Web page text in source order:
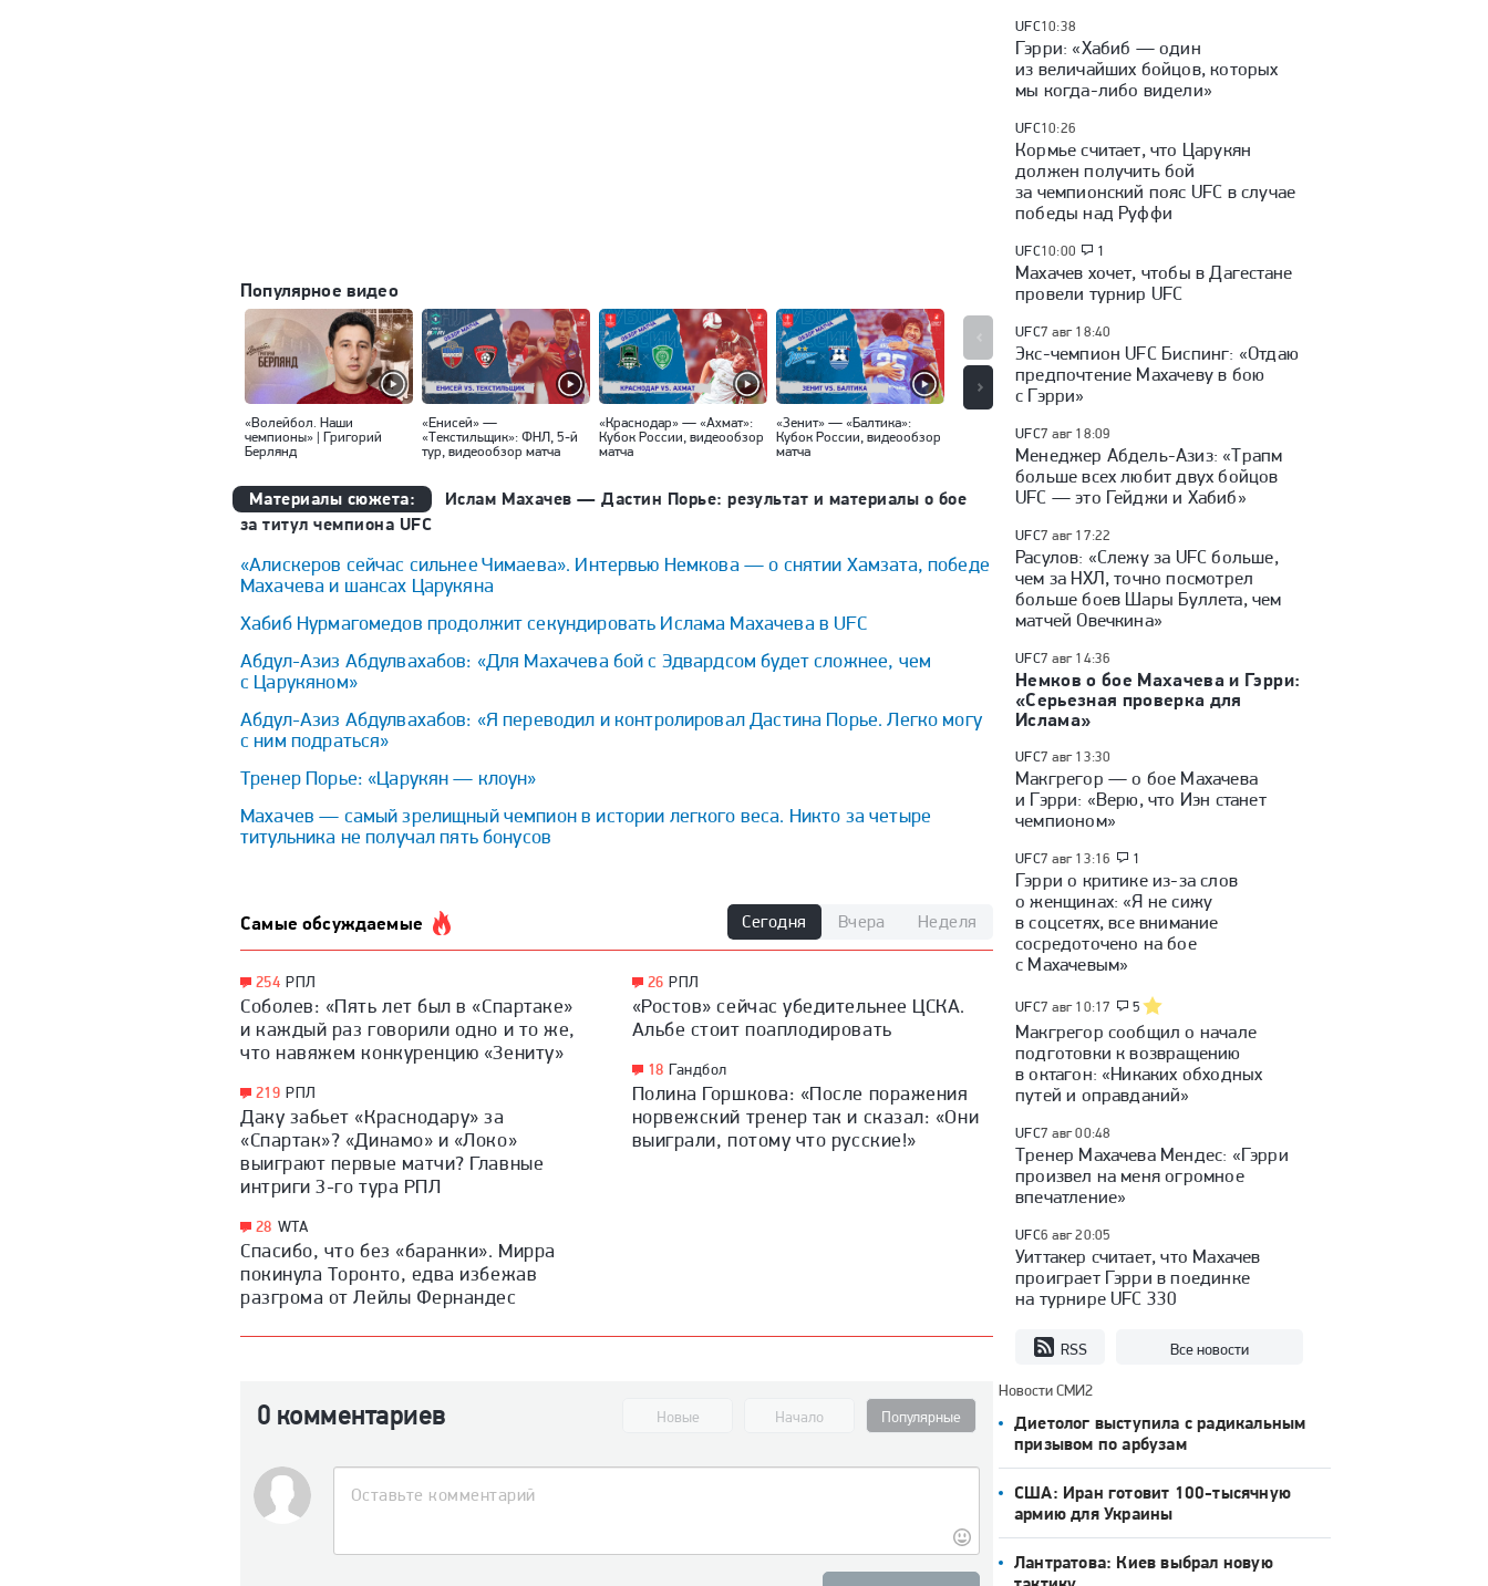
Популярное видео
«Волейбол. Наши
чемпионы» | Григорий
Берлянд
«Енисей» —
«Текстильщик»: ФНЛ, 5-й
тур, видеообзор матча
«Краснодар» — «Ахмат»:
Кубок России, видеообзор
матча
«Зенит» — «Балтика»:
Кубок России, видеообзор
матча
Кубок России, видеообзор
видеообзор матча
Материалы сюжета:
Ислам Махачев — Дастин Порье: результат и материалы о бое
за титул чемпиона UFC
«Алискеров сейчас сильнее Чимаева». Интервью Немкова — о снятии Хамзата, победе
Махачева и шансах Царукяна
Хабиб Нурмагомедов продолжит секундировать Ислама Махачева в UFC
Абдул-Азиз Абдулвахабов: «Для Махачева бой с Эдвардсом будет сложнее, чем
с Царукяном»
Абдул-Азиз Абдулвахабов: «Я переводил и контролировал Дастина Порье. Легко могу
с ним подраться»
Тренер Порье: «Царукян — клоун»
Махачев — самый зрелищный чемпион в истории легкого веса. Никто за четыре
титульника не получал пять бонусов
Самые обсуждаемые Сегодня Вчера Неделя
254 РПЛ
Соболев: «Пять лет был в «Спартаке»
и каждый раз говорили одно и то же,
что навяжем конкуренцию «Зениту»
219 РПЛ
Даку забьет «Краснодару» за
«Спартак»? «Динамо» и «Локо»
выиграют первые матчи? Главные
интриги 3-го тура РПЛ
28 WTA
Спасибо, что без «баранки». Мирра
покинула Торонто, едва избежав
разгрома от Лейлы Фернандес
26 РПЛ
«Ростов» сейчас убедительнее ЦСКА.
Альбе стоит поаплодировать
18 Гандбол
Полина Горшкова: «После поражения
норвежский тренер так и сказал: «Они
выиграли, потому что русские!»
0 комментариев Новые Начало Популярные
UFC10:38
Гэрри: «Хабиб — один
из величайших бойцов, которых
мы когда-либо видели»
UFC10:26
Кормье считает, что Царукян
должен получить бой
за чемпионский пояс UFC в случае
победы над Руффи
UFC10:00 1
Махачев хочет, чтобы в Дагестане
провели турнир UFC
UFC7 авг 18:40
Экс-чемпион UFC Биспинг: «Отдаю
предпочтение Махачеву в бою
с Гэрри»
UFC7 авг 18:09
Менеджер Абдель-Азиз: «Трапм
больше всех любит двух бойцов
UFC — это Гейджи и Хабиб»
UFC7 авг 17:22
Расулов: «Слежу за UFC больше,
чем за НХЛ, точно посмотрел
больше боев Шары Буллета, чем
матчей Овечкина»
UFC7 авг 14:36
Немков о бое Махачева и Гэрри:
«Серьезная проверка для
Ислама»
UFC7 авг 13:30
Макгрегор — о бое Махачева
и Гэрри: «Верю, что Иэн станет
чемпионом»
UFC7 авг 13:16 1
Гэрри о критике из-за слов
о женщинах: «Я не сижу
в соцсетях, все внимание
сосредоточено на бое
с Махачевым»
UFC7 авг 10:17 5
Макгрегор сообщил о начале
подготовки к возвращению
в октагон: «Никаких обходных
путей и оправданий»
UFC7 авг 00:48
Тренер Махачева Мендес: «Гэрри
произвел на меня огромное
впечатление»
UFC6 авг 20:05
Уиттакер считает, что Махачев
проиграет Гэрри в поединке
на турнире UFC 330
RSS Все новости
Новости СМИ2
Диетолог выступила с радикальным
призывом по арбузам
США: Иран готовит 100-тысячную
армию для Украины
Лантратова: Киев выбрал новую